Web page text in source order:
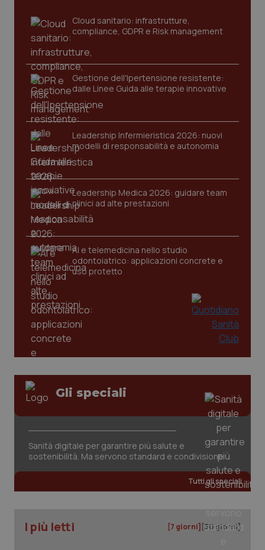
Cloud sanitario: infrastrutture,
compliance, GDPR e Risk management
Gestione dell'Ipertensione resistente:
dalle Linee Guida alle terapie innovative
Leadership Infermieristica 2026: nuovi
modelli di responsabilità e autonomia
Leadership Medica 2026: guidare team
clinici ad alte prestazioni
AI e telemedicina nello studio
odontoiatrico: applicazioni concrete e
uso protetto
Gli speciali
Sanità digitale per garantire più salute e
sostenibilità. Ma servono standard e condivisione
Tutti gli speciali
I più letti [7 giorni] [30 giorni]
CookieScriptConsent
tracking-sites-ironfish-
tracking-enable
www.quotidianosanita.it
session-id
_ga
Google LLC
.quotidianosanita.it
1